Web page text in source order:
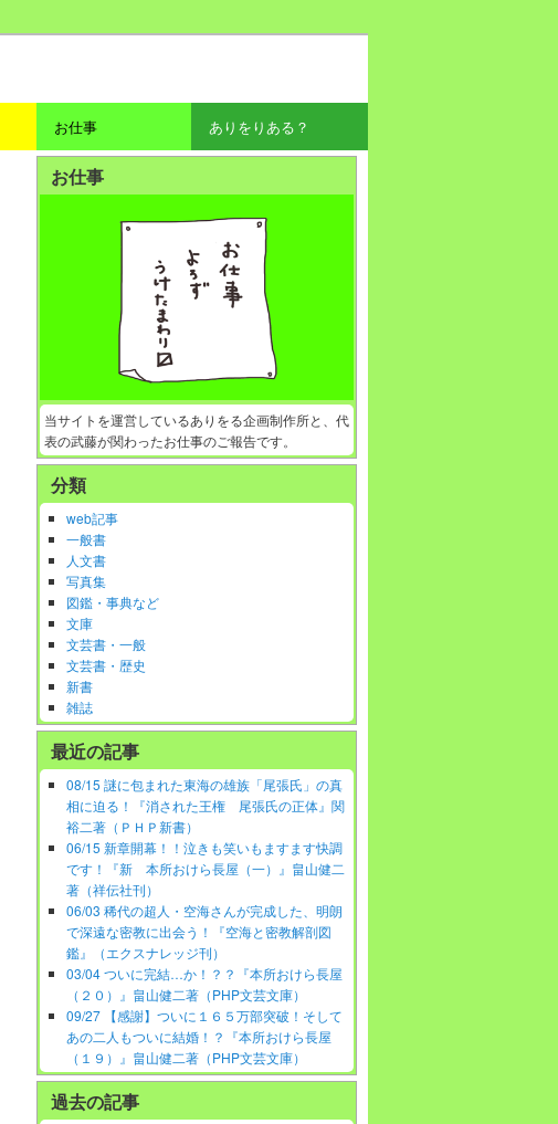
お仕事 ありをりある？
お仕事
当サイトを運営しているありをる企画制作所と、代
表の武藤が関わったお仕事のご報告です。
分類
web記事
一般書
人文書
写真集
図鑑・事典など
文庫
文芸書・一般
文芸書・歴史
新書
雑誌
最近の記事
08/15 謎に包まれた東海の雄族「尾張氏」の真
相に迫る！『消された王権 尾張氏の正体』関
裕二著（ＰＨＰ新書）
06/15 新章開幕！！泣きも笑いもますます快調
です！『新 本所おけら長屋（一）』畠山健二
著（祥伝社刊）
06/03 稀代の超人・空海さんが完成した、明朗
で深遠な密教に出会う！『空海と密教解剖図
鑑』（エクスナレッジ刊）
03/04 ついに完結…か！？？『本所おけら長屋
（２０）』畠山健二著（PHP文芸文庫）
09/27 【感謝】ついに１６５万部突破！そして
あの二人もついに結婚！？『本所おけら長屋
（１９）』畠山健二著（PHP文芸文庫）
過去の記事